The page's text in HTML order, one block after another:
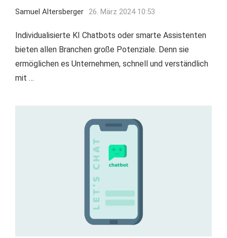
Samuel Altersberger 26. März 2024 10:53
Individualisierte KI Chatbots oder smarte Assistenten
bieten allen Branchen große Potenziale. Denn sie
ermöglichen es Unternehmen, schnell und verständlich
mit …